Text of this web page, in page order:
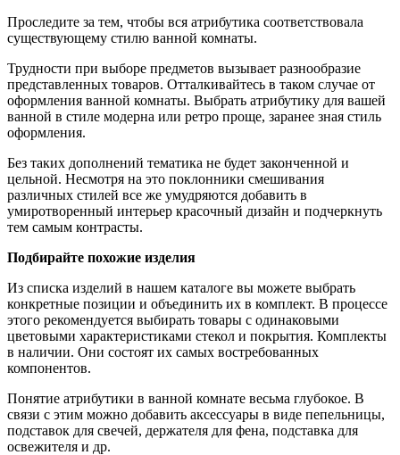
Проследите за тем, чтобы вся атрибутика соответствовала
существующему стилю ванной комнаты.
Трудности при выборе предметов вызывает разнообразие
представленных товаров. Отталкивайтесь в таком случае от
оформления ванной комнаты. Выбрать атрибутику для вашей
ванной в стиле модерна или ретро проще, заранее зная стиль
оформления.
Без таких дополнений тематика не будет законченной и
цельной. Несмотря на это поклонники смешивания
различных стилей все же умудряются добавить в
умиротворенный интерьер красочный дизайн и подчеркнуть
тем самым контрасты.
Подбирайте похожие изделия
Из списка изделий в нашем каталоге вы можете выбрать
конкретные позиции и объединить их в комплект. В процессе
этого рекомендуется выбирать товары с одинаковыми
цветовыми характеристиками стекол и покрытия. Комплекты
в наличии. Они состоят их самых востребованных
компонентов.
Понятие атрибутики в ванной комнате весьма глубокое. В
связи с этим можно добавить аксессуары в виде пепельницы,
подставок для свечей, держателя для фена, подставка для
освежителя и др.